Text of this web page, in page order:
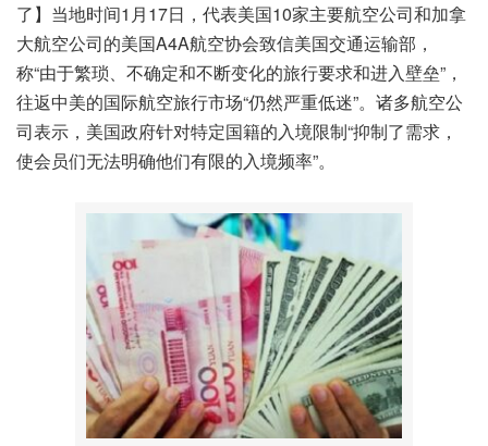
了】当地时间1月17日，代表美国10家主要航空公司和加拿
大航空公司的美国A4A航空协会致信美国交通运输部，
称“由于繁琐、不确定和不断变化的旅行要求和进入壁垒”，
往返中美的国际航空旅行市场“仍然严重低迷”。诸多航空公
司表示，美国政府针对特定国籍的入境限制“抑制了需求，
使会员们无法明确他们有限的入境频率”。